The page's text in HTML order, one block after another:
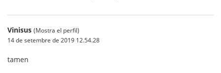
Vinisus (Mostra el perfil)
14 de setembre de 2019 12.54.28
tamen